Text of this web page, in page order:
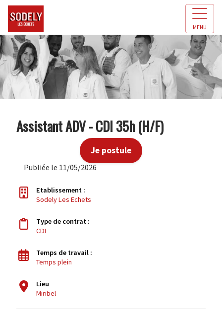
MENU
Assistant ADV - CDI 35h (H/F)
Je postule
Publiée le 11/05/2026
Etablissement :
Sodely Les Echets
Type de contrat :
CDI
Temps de travail :
Temps plein
Lieu
Miribel